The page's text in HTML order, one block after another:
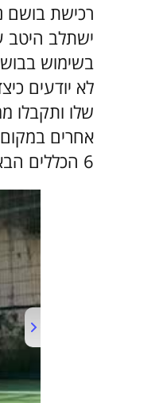
רכישת בושם
ישתלב היטב
בשימוש
לא יודעים
שלו ותקבלו
אחרים
6 הכללים הבאים לרכישה ושימוש בבשמים.